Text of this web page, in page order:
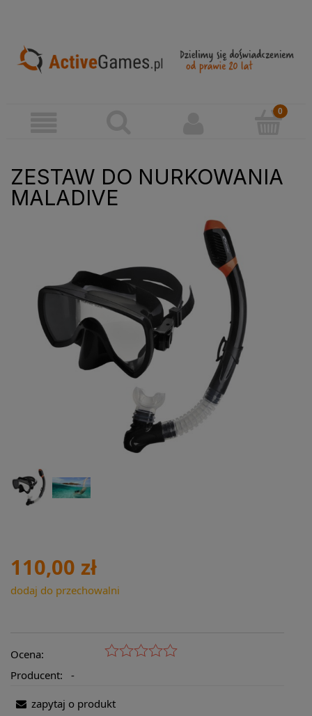
ZESTAW DO NURKOWANIA
MALADIVE
110,00 zł
dodaj do przechowalni
Ocena:
Producent:
-
zapytaj o produkt